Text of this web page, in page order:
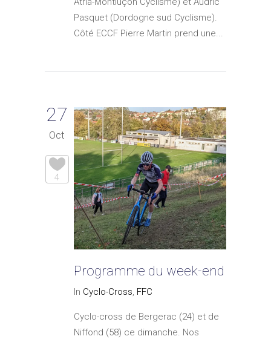
Pasquet (Dordogne sud Cyclisme).
Côté ECCF Pierre Martin prend une...
27
Oct
4
Programme du week-end
In Cyclo-Cross, FFC
Cyclo-cross de Bergerac (24) et de
Niffond (58) ce dimanche. Nos